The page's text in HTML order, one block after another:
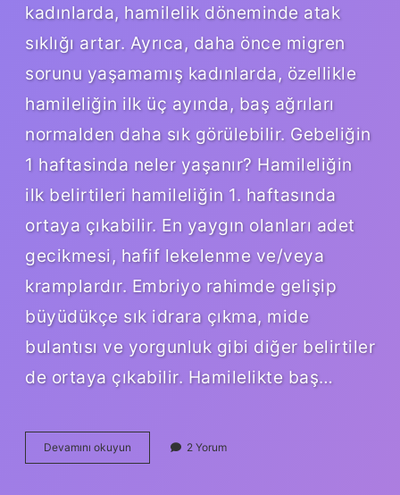
kadınlarda, hamilelik döneminde atak
sıklığı artar. Ayrıca, daha önce migren
sorunu yaşamamış kadınlarda, özellikle
hamileliğin ilk üç ayında, baş ağrıları
normalden daha sık görülebilir. Gebeliğin
1 haftasinda neler yaşanır? Hamileliğin
ilk belirtileri hamileliğin 1. haftasında
ortaya çıkabilir. En yaygın olanları adet
gecikmesi, hafif lekelenme ve/veya
kramplardır. Embriyo rahimde gelişip
büyüdükçe sık idrara çıkma, mide
bulantısı ve yorgunluk gibi diğer belirtiler
de ortaya çıkabilir. Hamilelikte baş…
Devamını okuyun Hamilelikte
Ilk
2 Yorum